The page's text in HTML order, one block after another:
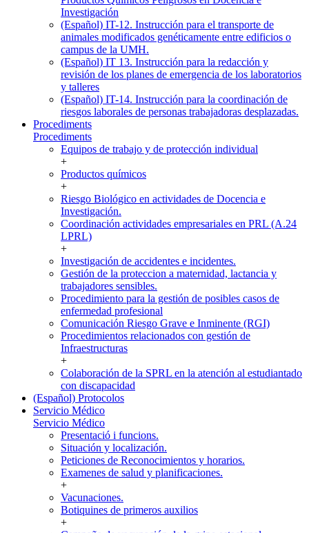
Investigación
(Español) IT-12. Instrucción para el transporte de
animales modificados genéticamente entre edificios o
campus de la UMH.
(Español) IT 13. Instrucción para la redacción y
revisión de los planes de emergencia de los laboratorios
y talleres
(Español) IT-14. Instrucción para la coordinación de
riesgos laborales de personas trabajadoras desplazadas.
Procediments
Procediments
Equipos de trabajo y de protección individual
+
Productos químicos
+
Riesgo Biológico en actividades de Docencia e
Investigación.
Coordinación actividades empresariales en PRL (A.24
LPRL)
+
Investigación de accidentes e incidentes.
Gestión de la proteccion a maternidad, lactancia y
trabajadores sensibles.
Procedimiento para la gestión de posibles casos de
enfermedad profesional
Comunicación Riesgo Grave e Inminente (RGI)
Procedimientos relacionados con gestión de
Infraestructuras
+
Colaboración de la SPRL en la atención al estudiantado
con discapacidad
(Español) Protocolos
Servicio Médico
Servicio Médico
Presentació i funcions.
Situación y localización.
Peticiones de Reconocimientos y horarios.
Examenes de salud y planificaciones.
+
Vacunaciones.
Botiquines de primeros auxilios
+